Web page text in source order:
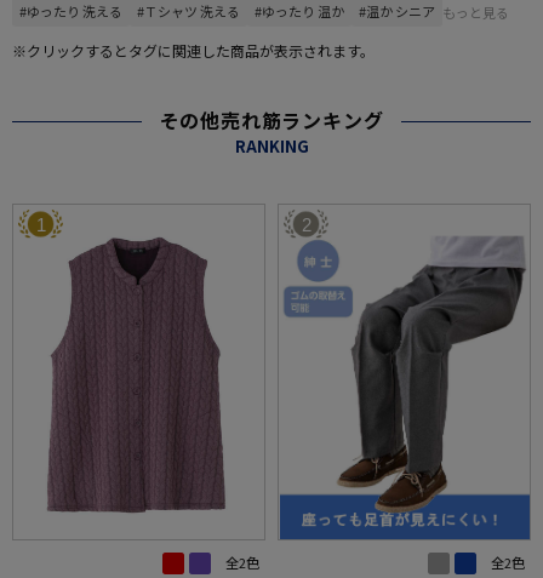
#ゆったり 洗える
#Ｔシャツ 洗える #ゆったり 温か #温か シニア もっと見る
※クリックするとタグに関連した商品が表示されます。
その他売れ筋ランキング
RANKING
1
全2色
2
全2色